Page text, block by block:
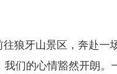
狼牙山景区，奔赴一
的心情豁然开朗。